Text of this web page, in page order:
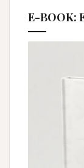
E-BOOK: